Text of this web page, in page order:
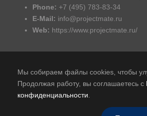
Phone: +7 (495) 783-83-34
E-Mail: info@projectmate.ru
Web: https://www.projectmate.ru/
Публичная оферта
В реестре
Мы собираем файлы cookies, чтобы
Продолжая работу, вы соглашаетесь с
конфиденциальности